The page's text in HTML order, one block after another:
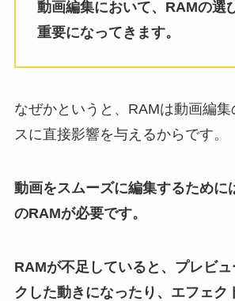
動画編集において、RAMの選
重要になってきます。
なぜかというと、RAMは動画編
スに直接影響を与えるからです。
動画をスムーズに編集するために
のRAMが必要です。
RAMが不足していると、プレビ
クした動きになったり、エフェク